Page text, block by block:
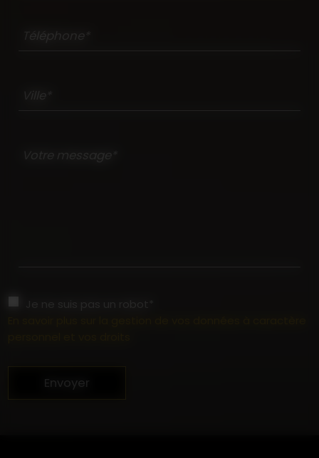
Téléphone*
Votre message*
Envoyer